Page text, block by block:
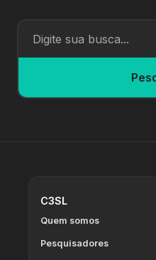
C3SL
Quem somos
Pesquisadores